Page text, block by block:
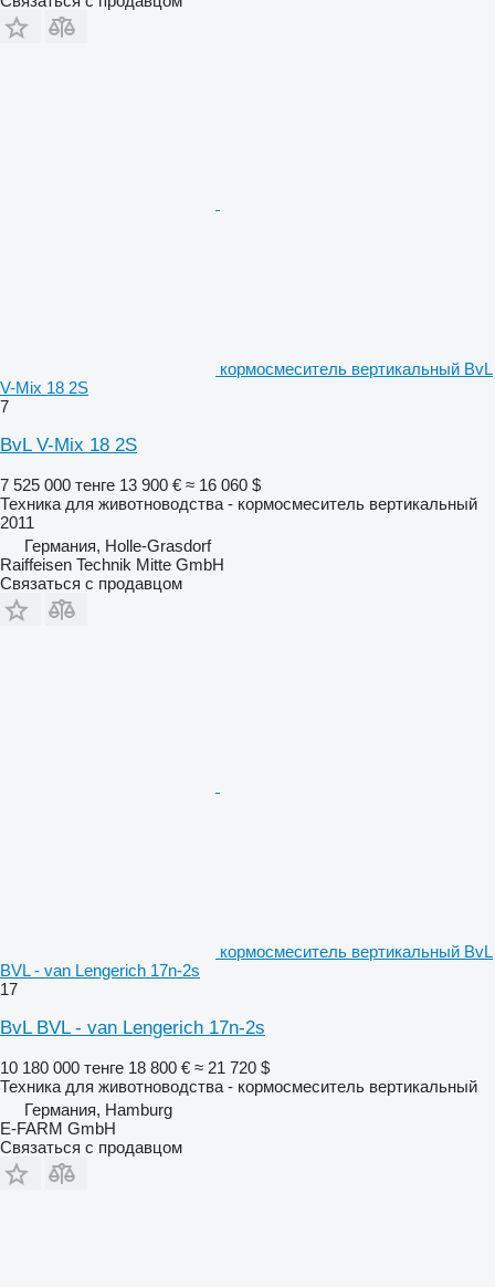
кормосмеситель вертикальный BvL
V-Mix 18 2S
7
BvL V-Mix 18 2S
7 525 000 тенге 13 900 € ≈ 16 060 $
Техника для животноводства - кормосмеситель вертикальный
2011
Германия, Holle-Grasdorf
Raiffeisen Technik Mitte GmbH
Связаться с продавцом
кормосмеситель вертикальный BvL
BVL - van Lengerich 17n-2s
17
BvL BVL - van Lengerich 17n-2s
10 180 000 тенге 18 800 € ≈ 21 720 $
Техника для животноводства - кормосмеситель вертикальный
Германия, Hamburg
E-FARM GmbH
Связаться с продавцом